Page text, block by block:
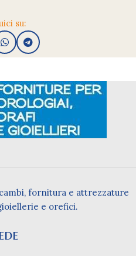
su:
fornitura e attrezzature
e orefici.